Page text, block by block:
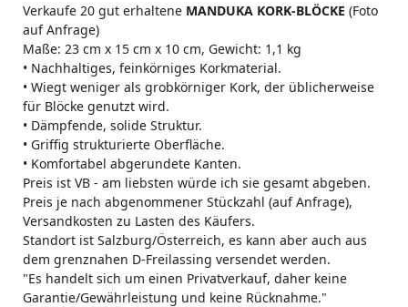
Verkaufe 20 gut erhaltene MANDUKA KORK-BLÖCKE (Foto
auf Anfrage)
Maße: 23 cm x 15 cm x 10 cm, Gewicht: 1,1 kg
• Nachhaltiges, feinkörniges Korkmaterial.
• Wiegt weniger als grobkörniger Kork, der üblicherweise
für Blöcke genutzt wird.
• Dämpfende, solide Struktur.
• Griffig strukturierte Oberfläche.
• Komfortabel abgerundete Kanten.
Preis ist VB - am liebsten würde ich sie gesamt abgeben.
Preis je nach abgenommener Stückzahl (auf Anfrage),
Versandkosten zu Lasten des Käufers.
Standort ist Salzburg/Österreich, es kann aber auch aus
dem grenznahen D-Freilassing versendet werden.
"Es handelt sich um einen Privatverkauf, daher keine
Garantie/Gewährleistung und keine Rücknahme."